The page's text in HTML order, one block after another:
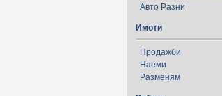
Авто Разни
Имоти
Продажби
Наеми
Разменям